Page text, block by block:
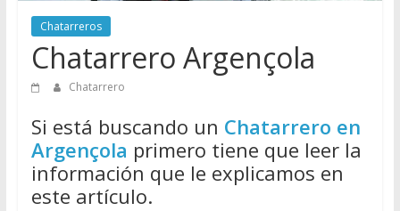
Chatarreros
para
vender
Chatarra
Chatarreros
Chatarrero Argençola
Chatarrero
Si está buscando un Chatarrero en
Argençola primero tiene que leer la
información que le explicamos en
este artículo.